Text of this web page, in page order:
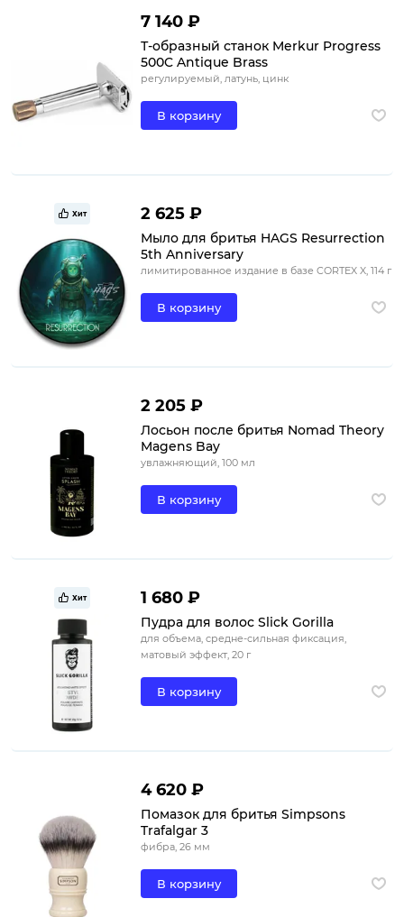
7 140 ₽
Т-образный станок Merkur Progress
500C Antique Brass
регулируемый, латунь, цинк
В корзину
Хит 2 625 ₽
Мыло для бритья HAGS Resurrection
5th Anniversary
лимитированное издание в базе CORTEX X, 114 г
В корзину
2 205 ₽
Лосьон после бритья Nomad Theory
Magens Bay
увлажняющий, 100 мл
В корзину
Хит 1 680 ₽
Пудра для волос Slick Gorilla
для объема, средне-сильная фиксация,
матовый эффект, 20 г
В корзину
4 620 ₽
Помазок для бритья Simpsons
Trafalgar 3
фибра, 26 мм
В корзину